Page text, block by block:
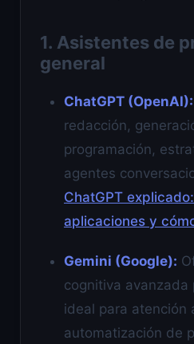
1. Asistentes de
general
ChatGPT (OpenAI):
redacción,
programación,
agentes
ChatGPT
aplicaciones y
Gemini (Google):
cognitiva avanzada
ideal para atención
automatización de